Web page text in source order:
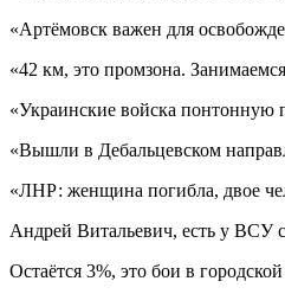
«Артёмовск важен для
«42 км, это промзона.
«Украинские войска понтонную
«Вышли в Дебальцевском
«ЛНР: женщина погибла, двое
Андрей Витальевич, есть у ВСУ
Остаётся 3%, это бои в